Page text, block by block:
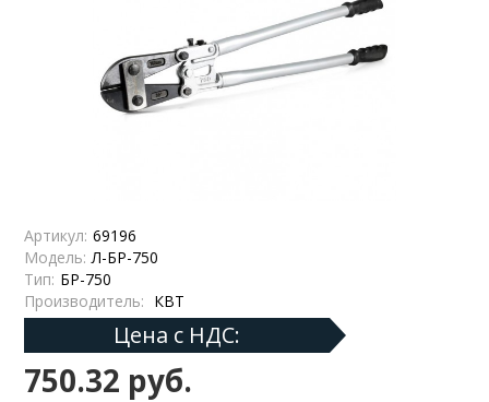
Артикул: 69196
Модель: Л-БР-750
Тип: БР-750
Производитель: КВТ
Цена с НДС:
750.32 руб.